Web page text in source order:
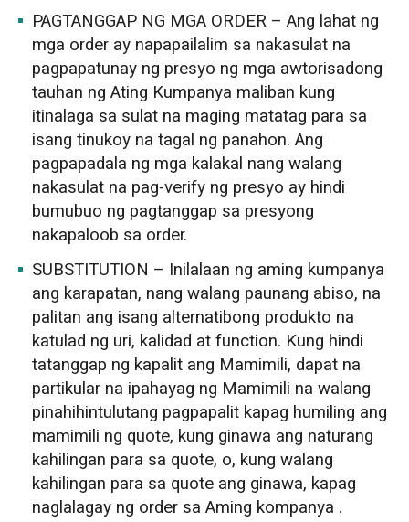
PAGTANGGAP NG MGA ORDER – Ang lahat ng
mga order ay napapailalim sa nakasulat na
pagpapatunay ng presyo ng mga awtorisadong
tauhan ng Ating Kumpanya maliban kung
itinalaga sa sulat na maging matatag para sa
isang tinukoy na tagal ng panahon. Ang
pagpapadala ng mga kalakal nang walang
nakasulat na pag-verify ng presyo ay hindi
bumubuo ng pagtanggap sa presyong
nakapaloob sa order.
SUBSTITUTION – Inilalaan ng aming kumpanya
ang karapatan, nang walang paunang abiso, na
palitan ang isang alternatibong produkto na
katulad ng uri, kalidad at function. Kung hindi
tatanggap ng kapalit ang Mamimili, dapat na
partikular na ipahayag ng Mamimili na walang
pinahihintulutang pagpapalit kapag humiling ang
mamimili ng quote, kung ginawa ang naturang
kahilingan para sa quote, o, kung walang
kahilingan para sa quote ang ginawa, kapag
naglalagay ng order sa Aming kompanya .